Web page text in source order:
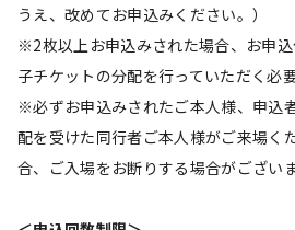
うえ、改めてお申込みください。）
※2枚以上お申込みされた場合、お申
子チケットの分配を行っていただく必
※必ずお申込みされたご本人様、申込
配を受けた同行者ご本人様がご来場く
合、ご入場をお断りする場合がございま